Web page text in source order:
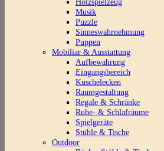
Musik
Puzzle
Sinneswahrnehmung
Puppen
Mobiliar & Ausstattung
Aufbewahrung
Eingangsbereich
Kuschelecken
Raumgestaltung
Regale & Schränke
Ruhe- & Schlafräume
Spielgeräte
Stühle & Tische
Outdoor